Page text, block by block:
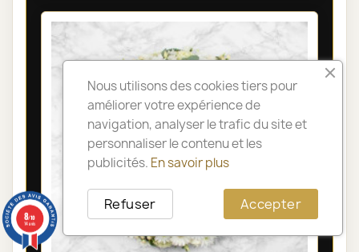
Nous utilisons des cookies tiers pour
améliorer votre expérience de
navigation, analyser le trafic du site et
personnaliser le contenu et les
publicités. En savoir plus
Accepter
Refuser
8/10
14 avis